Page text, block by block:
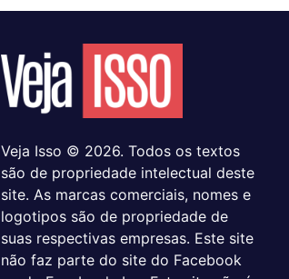
Veja Isso © 2026. Todos os textos
são de propriedade intelectual deste
site. As marcas comerciais, nomes e
logotipos são de propriedade de
suas respectivas empresas. Este site
não faz parte do site do Facebook